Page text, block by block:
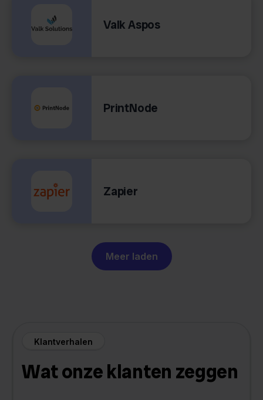
Valk Aspos
PrintNode
Zapier
Meer laden
Klantverhalen
Wat onze klanten zeggen